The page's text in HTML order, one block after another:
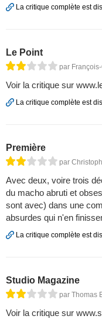
La critique complète est
Le Point
par
Voir la critique sur
La critique complète est
Première
par
Avec deux, voire trois
du macho abruti et
sont avec) dans une
absurdes qui n'en
La critique complète est
Studio Magazine
par Thomas
Voir la critique sur